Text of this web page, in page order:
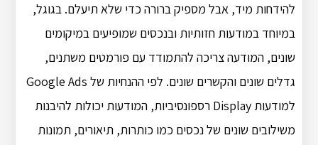
להידחות מיד, אבל מספיק ברורה כדי שלא תיעלם. בגוגל,
במיוחד במודעות חזותיות ובנכסים שמופיעים במיקומים
שונים, המודעה צריכה להתמודד עם פורמטים משתנים,
גדלים שונים והקשרים שונים. לפי ההנחיות של Google Ads
למודעות Display רספונסיביות, המודעות יכולות להיבנות
משילובים שונים של נכסים כמו כותרות, תיאורים, תמונות